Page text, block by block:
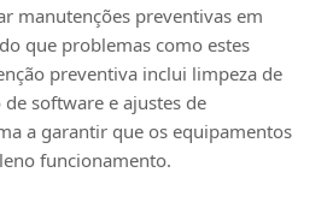
manutenções preventivas em
que problemas como estes
preventiva inclui limpeza de
software e ajustes de
a garantir que os equipamentos
funcionamento.